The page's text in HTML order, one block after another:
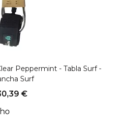
Peppermint - Tabla Surf -
Surf
€